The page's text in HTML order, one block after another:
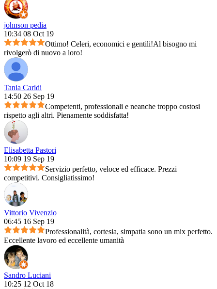
johnson pedia
10:34 08 Oct 19
Ottimo! Celeri, economici e gentili!Al bisogno mi
rivolgerò di nuovo a loro!
Tania Caridi
14:50 26 Sep 19
Competenti, professionali e neanche troppo costosi
rispetto agli altri. Pienamente soddisfatta!
Elisabetta Pastori
10:09 19 Sep 19
Servizio perfetto, veloce ed efficace. Prezzi
competitivi. Consigliatissimo!
Vittorio Vivenzio
06:45 16 Sep 19
Professionalità, cortesia, simpatia sono un mix perfetto.
Eccellente lavoro ed eccellente umanità
Sandro Luciani
10:25 12 Oct 18